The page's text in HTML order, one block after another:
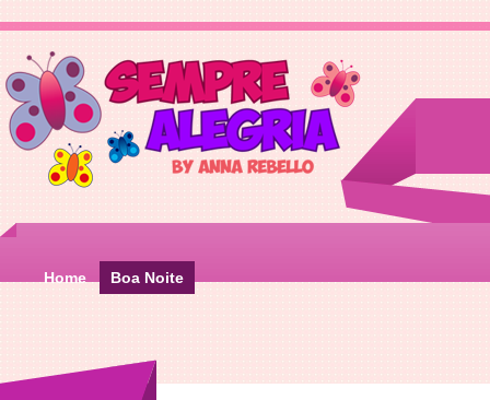
Home Boa Noite